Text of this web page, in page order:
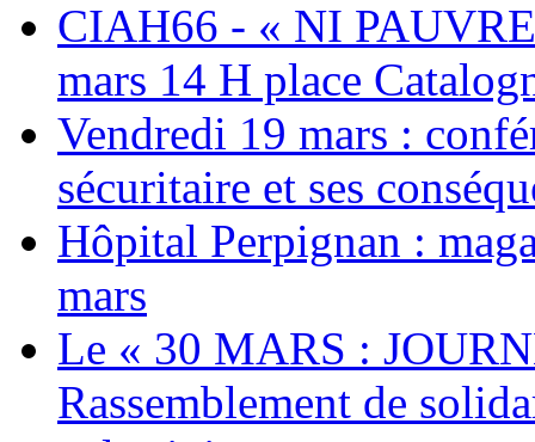
CIAH66 - « NI
mars 14 H place
Vendredi 19 mars :
sécuritaire et ses
Hôpital Perpignan :
mars
Le « 30 MARS :
Rassemblement de